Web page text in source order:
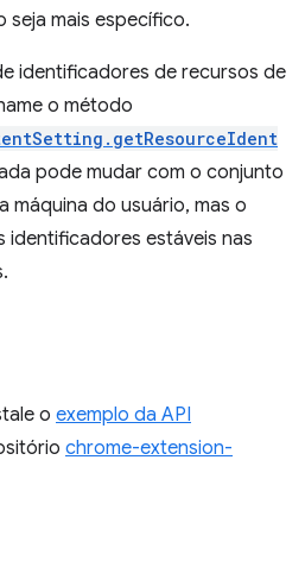
seja mais específico.
identificadores de recursos de
o método
pode mudar com o conjunto
máquina do usuário, mas o
identificadores estáveis nas
o exemplo da API
chrome-extension-